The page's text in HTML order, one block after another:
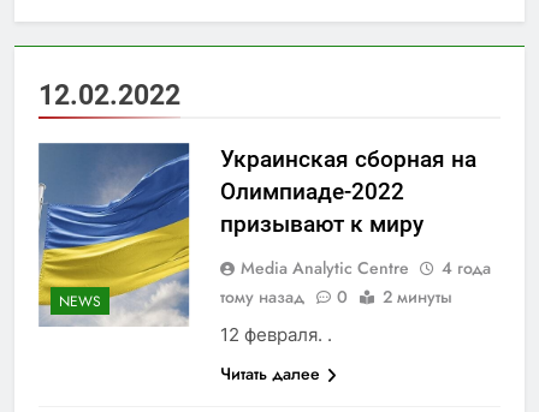
12.02.2022
NEWS
Украинская сборная на
Олимпиаде-2022
призывают к миру
Media Analytic Centre
4 года
тому назад
0 2 минуты
12 февраля. .
Читать далее